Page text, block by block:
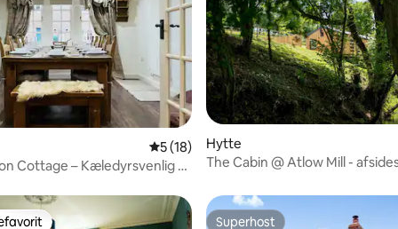
bedømmelse, 401 omtaler5 ud af 5 i gennemsnitlig bedømmelse,
5 (18)
Cottage – Kæledyrsvenlig –
Hytte
The Cabin @ Atlow Mill -
Superhost